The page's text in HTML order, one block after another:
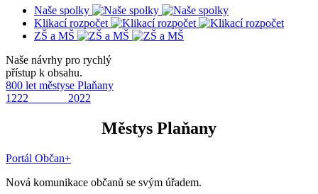
Naše spolky
Klikací rozpočet
ZŠ a MŠ
Naše návrhy pro rychlý
přístup k obsahu.
800 let městyse Plaňany
1222 2022
Městys Plaňany
Portál Občan+
Nová komunikace občanů se svým úřadem.